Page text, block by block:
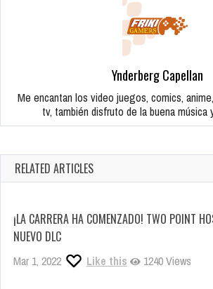
Ynderberg Capellan
Me encantan los video juegos, comics,
tv, también disfruto de la buena música
RELATED ARTICLES
¡LA CARRERA HA COMENZADO! TWO POINT
NUEVO DLC
Mar 1, 2022 Like this 1240 Views